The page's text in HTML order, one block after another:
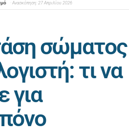
· Ανασκόπηση: 27 Απριλίου 2026
σώματος
τι να
για
πόνο